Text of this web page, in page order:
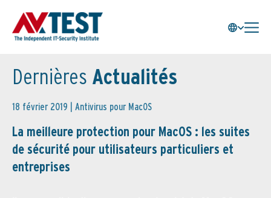
Dernières Actualités
18 février 2019 | Antivirus pour MacOS
La meilleure protection pour MacOS : les suites
de sécurité pour utilisateurs particuliers et
entreprises